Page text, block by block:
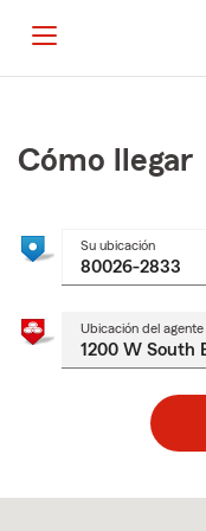
principal
Cómo llegar
Su ubicación
Ubicación del agente